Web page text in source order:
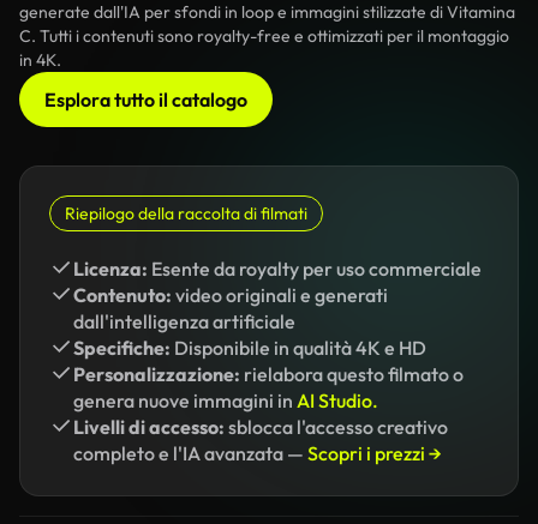
generate dall'IA per sfondi in loop e immagini stilizzate di Vitamina
C. Tutti i contenuti sono royalty-free e ottimizzati per il montaggio
in 4K.
Esplora tutto il catalogo
Riepilogo della raccolta di filmati
Licenza: Esente da royalty per uso commerciale
Contenuto: video originali e generati
dall'intelligenza artificiale
Specifiche: Disponibile in qualità 4K e HD
Personalizzazione: rielabora questo filmato o
genera nuove immagini in AI Studio.
Livelli di accesso: sblocca l'accesso creativo
completo e l'IA avanzata — Scopri i prezzi →